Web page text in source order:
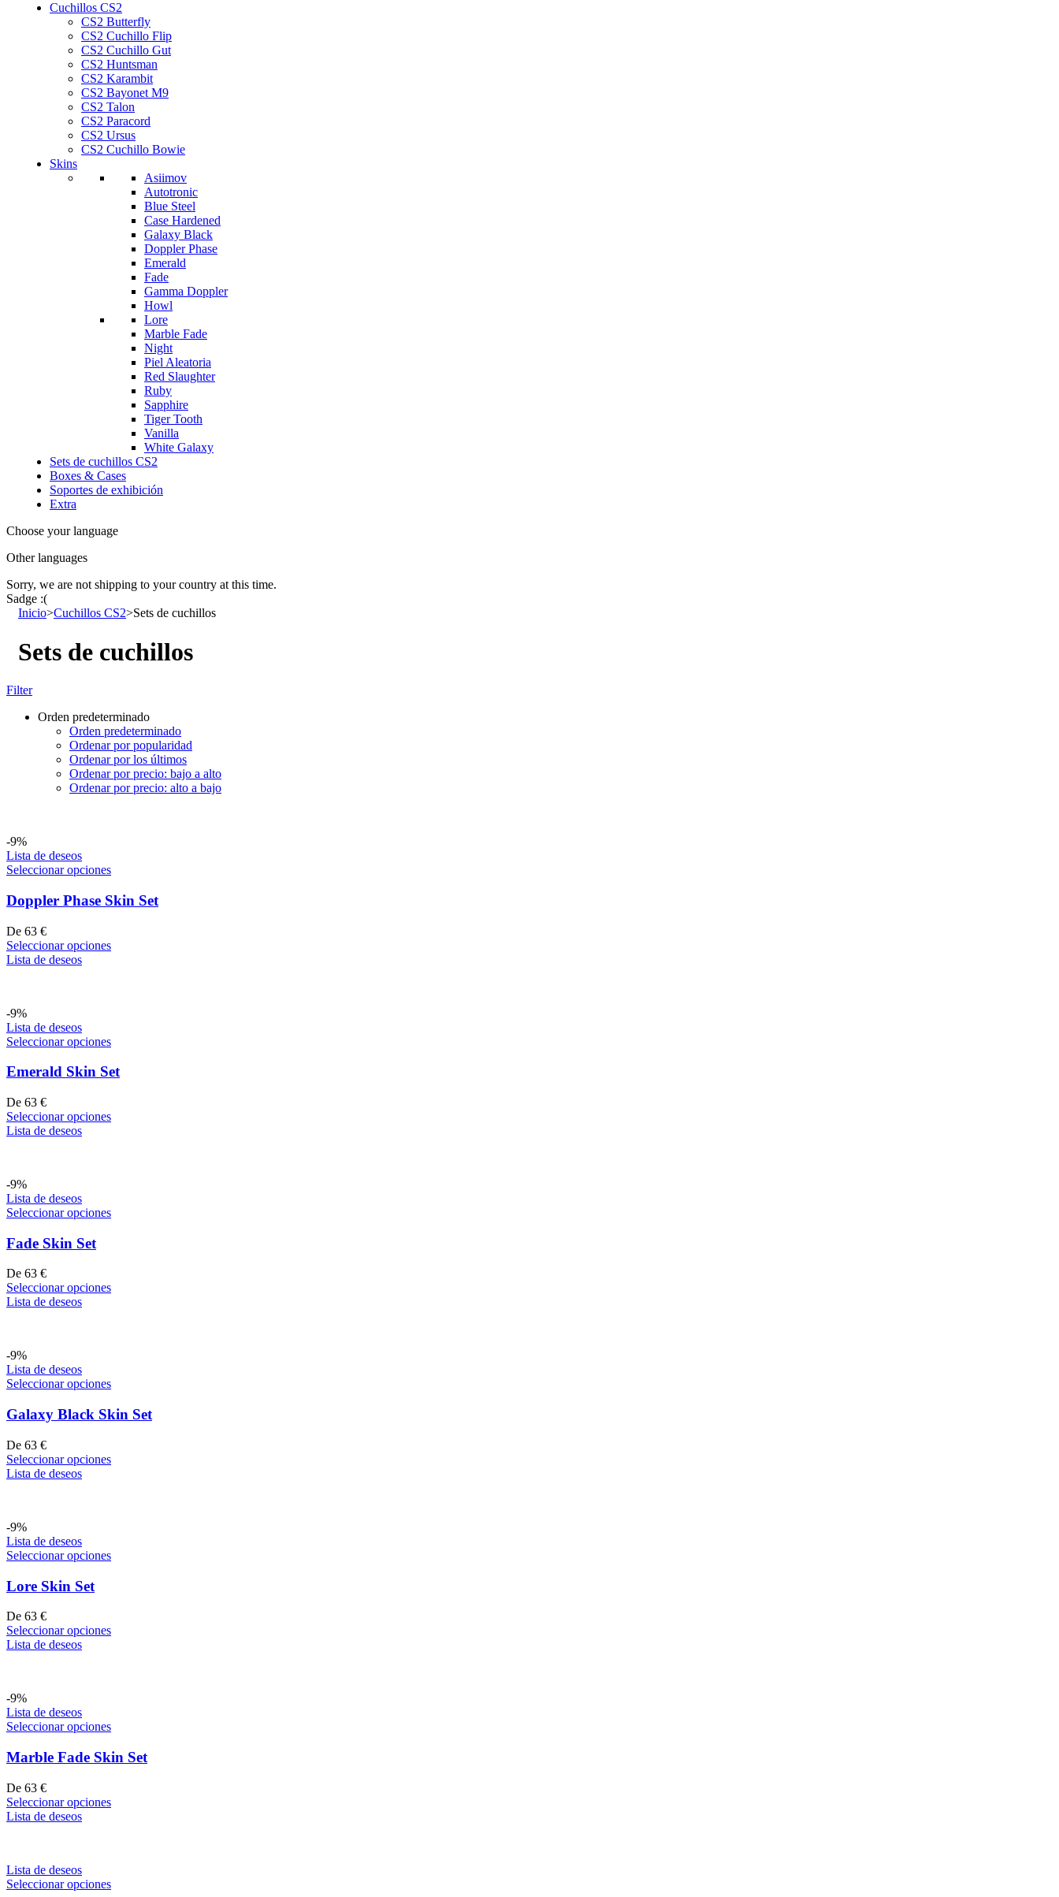
Cuchillos CS2
CS2 Butterfly
CS2 Cuchillo Flip
CS2 Cuchillo Gut
CS2 Huntsman
CS2 Karambit
CS2 Bayonet M9
CS2 Talon
CS2 Paracord
CS2 Ursus
CS2 Cuchillo Bowie
Skins
Asiimov
Autotronic
Blue Steel
Case Hardened
Galaxy Black
Doppler Phase
Emerald
Fade
Gamma Doppler
Howl
Lore
Marble Fade
Night
Piel Aleatoria
Red Slaughter
Ruby
Sapphire
Tiger Tooth
Vanilla
White Galaxy
Sets de cuchillos CS2
Boxes & Cases
Soportes de exhibición
Extra
Choose your language
Other languages
Sorry, we are not shipping to your country at this time.
Sadge :(
Inicio>Cuchillos CS2>Sets de cuchillos
Sets de cuchillos
Filter
Orden predeterminado
Orden predeterminado
Ordenar por popularidad
Ordenar por los últimos
Ordenar por precio: bajo a alto
Ordenar por precio: alto a bajo
-9%
Lista de deseos
Seleccionar opciones
Doppler Phase Skin Set
De 63 €
Seleccionar opciones
Lista de deseos
-9%
Lista de deseos
Seleccionar opciones
Emerald Skin Set
De 63 €
Seleccionar opciones
Lista de deseos
-9%
Lista de deseos
Seleccionar opciones
Fade Skin Set
De 63 €
Seleccionar opciones
Lista de deseos
-9%
Lista de deseos
Seleccionar opciones
Galaxy Black Skin Set
De 63 €
Seleccionar opciones
Lista de deseos
-9%
Lista de deseos
Seleccionar opciones
Lore Skin Set
De 63 €
Seleccionar opciones
Lista de deseos
-9%
Lista de deseos
Seleccionar opciones
Marble Fade Skin Set
De 63 €
Seleccionar opciones
Lista de deseos
Lista de deseos
Seleccionar opciones